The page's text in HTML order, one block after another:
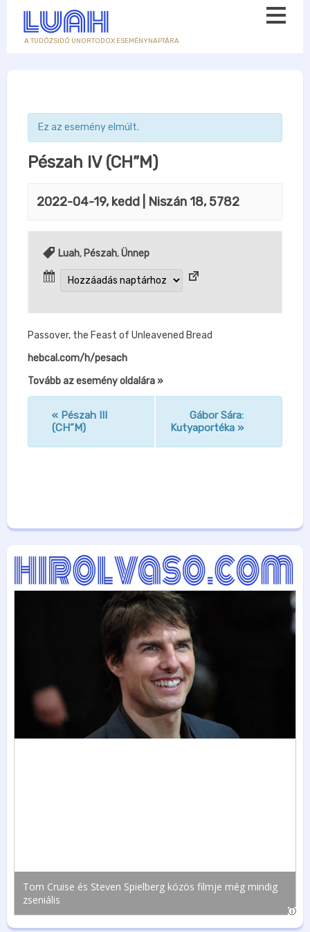
A TUDÓZSIDÓ UNORTODOX ESEMÉNYNAPTÁRA
Ez az esemény elmúlt.
Pészah IV (CH”M)
2022-04-19, kedd | Niszán 18, 5782
Luah, Pészah,Ünnep
Passover, the Feast of Unleavened Bread
hebcal.com/h/pesach
Tovább az esemény oldalára »
a
i
ó
« Pészah III
(CH”M)
Gábor Sára:
Kutyaportéka »